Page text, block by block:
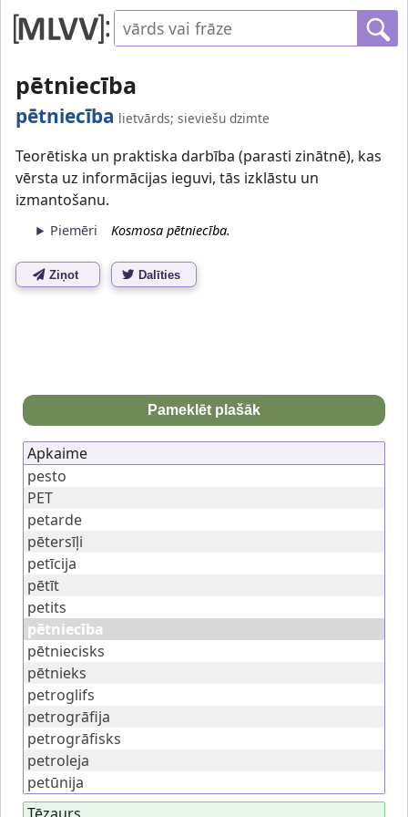
pētniecība
pētniecība lietvārds; sieviešu dzimte
Teorētiska un praktiska darbība (parasti zinātnē), kas
vērsta uz informācijas ieguvi, tās izklāstu un
izmantošanu.
Piemēri Kosmosa pētniecība.
Ziņot Dalīties
Pameklēt plašāk
Apkaime
pesto
PET
petarde
pētersīļi
petīcija
pētīt
petits
pētniecība
pētniecisks
pētnieks
petroglifs
petrogrāfija
petrogrāfisks
petroleja
petūnija